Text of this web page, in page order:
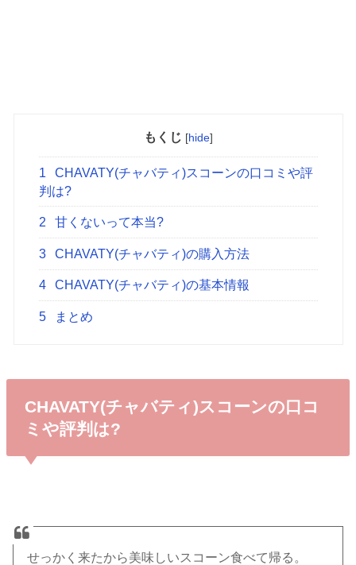
もくじ [hide]
1
CHAVATY(チャバティ)スコーンの口コミや評
判は?
2 甘くないって本当?
3 CHAVATY(チャバティ)の購入方法
4 CHAVATY(チャバティ)の基本情報
5 まとめ
CHAVATY(チャバティ)スコーンの口コ
ミや評判は?
せっかく来たから美味しいスコーン食べて帰る。